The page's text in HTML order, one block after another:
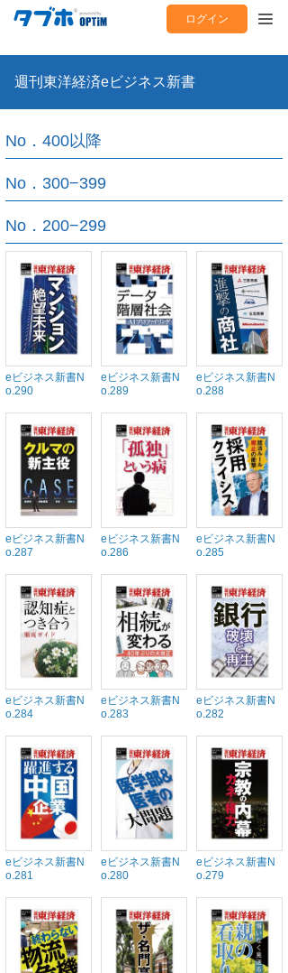
ログイン
週刊東洋経済eビジネス新書
No．400以降
No．300−399
No．200−299
eビジネス新書N
o.290
eビジネス新書N
o.289
eビジネス新書N
o.288
eビジネス新書N
o.287
eビジネス新書N
o.286
eビジネス新書N
o.285
eビジネス新書N
o.284
eビジネス新書N
o.283
eビジネス新書N
o.282
eビジネス新書N
o.281
eビジネス新書N
o.280
eビジネス新書N
o.279